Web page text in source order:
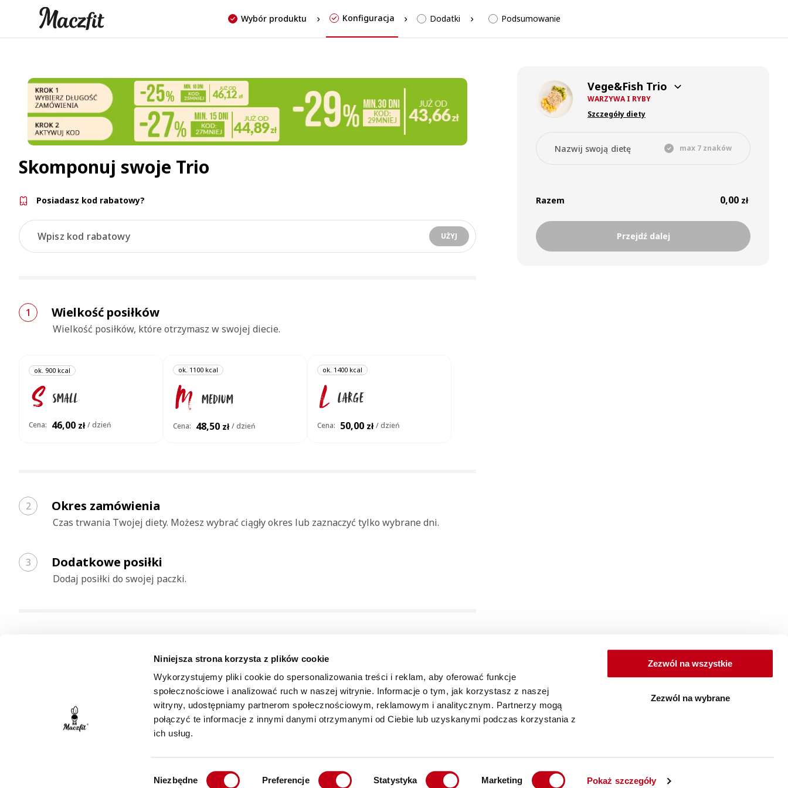
Niniejsza strona korzysta z plików cookie
Wykorzystujemy pliki cookie do spersonalizowania treści i reklam, aby oferować funkcje
społecznościowe i analizować ruch w naszej witrynie. Informacje o tym, jak korzystasz z naszej
witryny, udostępniamy partnerom społecznościowym, reklamowym i analitycznym. Partnerzy mogą
połączyć te informacje z innymi danymi otrzymanymi od Ciebie lub uzyskanymi podczas korzystania z
ich usług.
Niezbędne Preferencje Statystyka Marketing Pokaż szczegóły
Zezwól na wszystkie
Zezwól na wybrane
Wybór produktu Konfiguracja Dodatki Podsumowanie
Skomponuj swoje Trio
Posiadasz kod rabatowy?
UŻYJ
Wpisz kod rabatowy
1 Wielkość posiłków
Wielkość posiłków, które otrzymasz w swojej diecie.
ok. 900 kcal
Cena: 46,00 zł / dzień
ok. 1100 kcal
Cena: 48,50 zł / dzień
ok. 1400 kcal
Cena: 50,00 zł / dzień
2 Okres zamówienia
Czas trwania Twojej diety. Możesz wybrać ciągły okres lub zaznaczyć tylko wybrane dni.
z weekendami
3 Dodatkowe posiłki
Dodaj posiłki do swojej paczki.
Jesz z partnerem? Przyjdą goście wieczorem? Dodaj posiłki do swojej paczki.
3 różne wielkości do wyboru
Dobierz sztućce jednorazowe
Vege&Fish Trio
WARZYWA I RYBY
Szczegóły diety
max 7 znaków
Nazwij swoją dietę
Razem 0,00 zł
Przejdź dalej